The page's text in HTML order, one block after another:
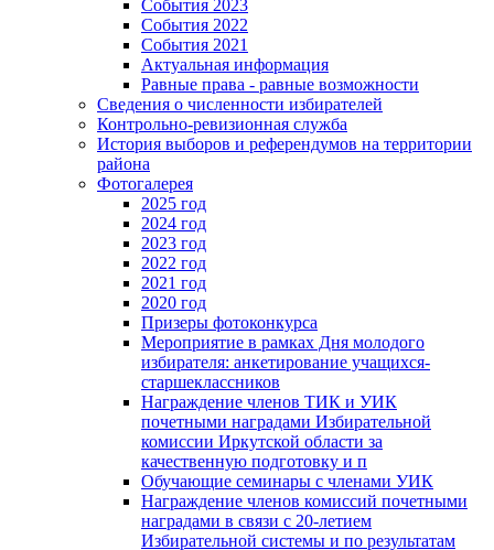
События 2023
События 2022
События 2021
Актуальная информация
Равные права - равные возможности
Сведения о численности избирателей
Контрольно-ревизионная служба
История выборов и референдумов на территории
района
Фотогалерея
2025 год
2024 год
2023 год
2022 год
2021 год
2020 год
Призеры фотоконкурса
Мероприятие в рамках Дня молодого
избирателя: анкетирование учащихся-
старшеклассников
Награждение членов ТИК и УИК
почетными наградами Избирательной
комиссии Иркутской области за
качественную подготовку и п
Обучающие семинары с членами УИК
Награждение членов комиссий почетными
наградами в связи с 20-летием
Избирательной системы и по результатам